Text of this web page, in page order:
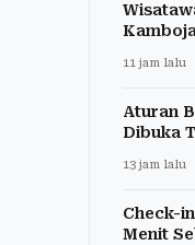
11 jam lalu
Aturan
Dibuka
13 jam lalu
Check-
Menit